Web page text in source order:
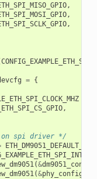
,
,
,
= {
,
on spi driver */
(&dm9051_config
(&phy_config